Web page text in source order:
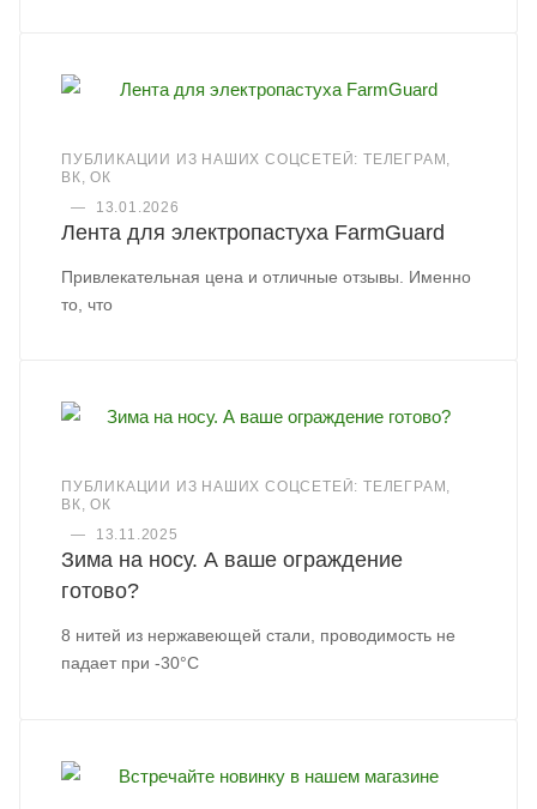
ПУБЛИКАЦИИ ИЗ НАШИХ СОЦСЕТЕЙ: ТЕЛЕГРАМ,
ВК, ОК
—
13.01.2026
Лента для электропастуха FarmGuard
Привлекательная цена и отличные отзывы. Именно
то, что
ПУБЛИКАЦИИ ИЗ НАШИХ СОЦСЕТЕЙ: ТЕЛЕГРАМ,
ВК, ОК
—
13.11.2025
Зима на носу. А ваше ограждение
готово?
8 нитей из нержавеющей стали, проводимость не
падает при -30°C